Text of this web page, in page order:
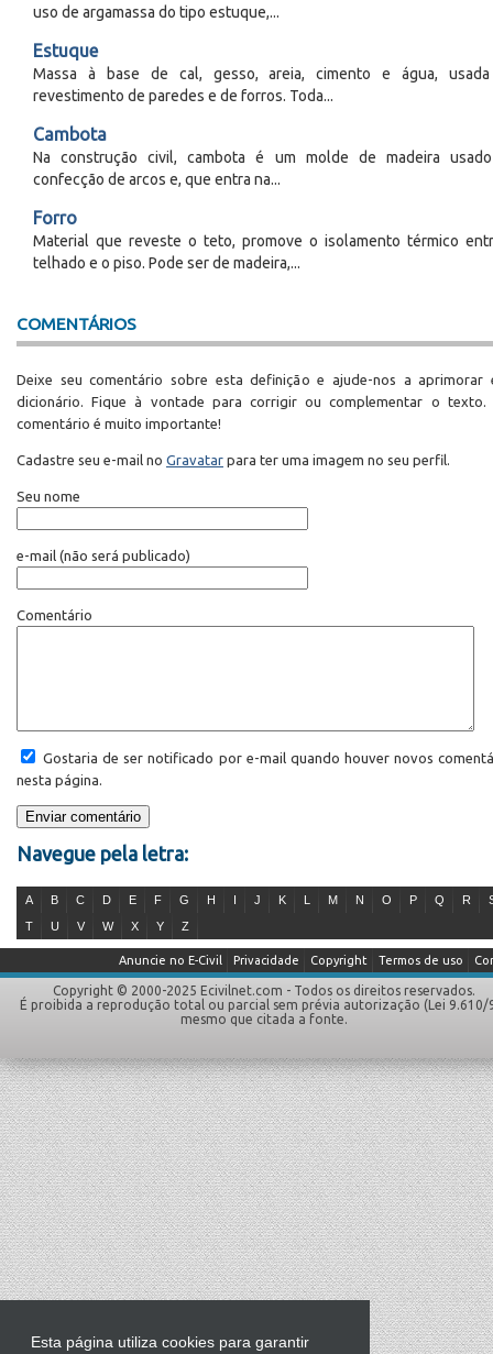
Esta página utiliza cookies para garantir
uso de argamassa do tipo estuque,...
Estuque
Massa à base de cal, gesso, areia, cimento e água,
revestimento de paredes e de forros. Toda...
Cambota
Na construção civil, cambota é um molde de madeira
confecção de arcos e, que entra na...
Forro
Material que reveste o teto, promove o isolamento térmico
telhado e o piso. Pode ser de madeira,...
COMENTÁRIOS
Deixe seu comentário sobre esta definição e ajude-nos a aprimorar
dicionário. Fique à vontade para corrigir ou complementar o texto.
comentário é muito importante!
Cadastre seu e-mail no Gravatar para ter uma imagem no seu perfil.
Seu nome
e-mail (não será publicado)
Comentário
Gostaria de ser notificado por e-mail quando houver novos
nesta página.
Navegue pela letra:
A B C D E F G H I J K L M N O P Q R
T
U V W X Y Z
Termos de uso
Copyright
Privacidade
Anuncie no E-Civil
Copyright © 2000-2025 Ecivilnet.com - Todos os direitos reservados.
É proibida a reprodução total ou parcial sem prévia autorização (Lei 9.610/
mesmo que citada a fonte.